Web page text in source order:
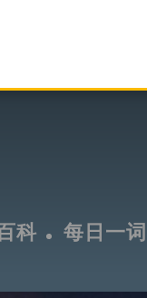
科 每日一词